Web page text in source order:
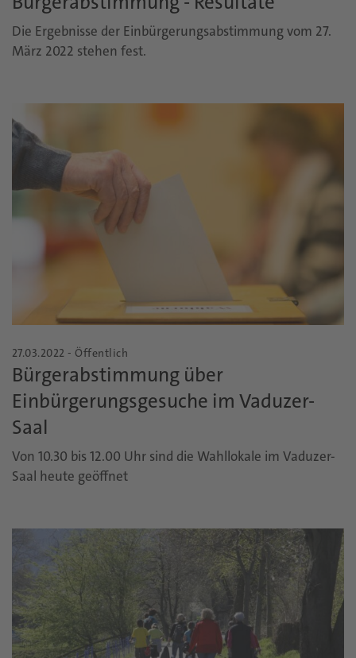
Die Ergebnisse der Einbürgerungsabstimmung vom 27.
März 2022 stehen fest.
27.03.2022 - Öffentlich
Bürgerabstimmung über
Einbürgerungsgesuche im Vaduzer-
Saal
Von 10.30 bis 12.00 Uhr sind die Wahllokale im Vaduzer-
Saal heute geöffnet